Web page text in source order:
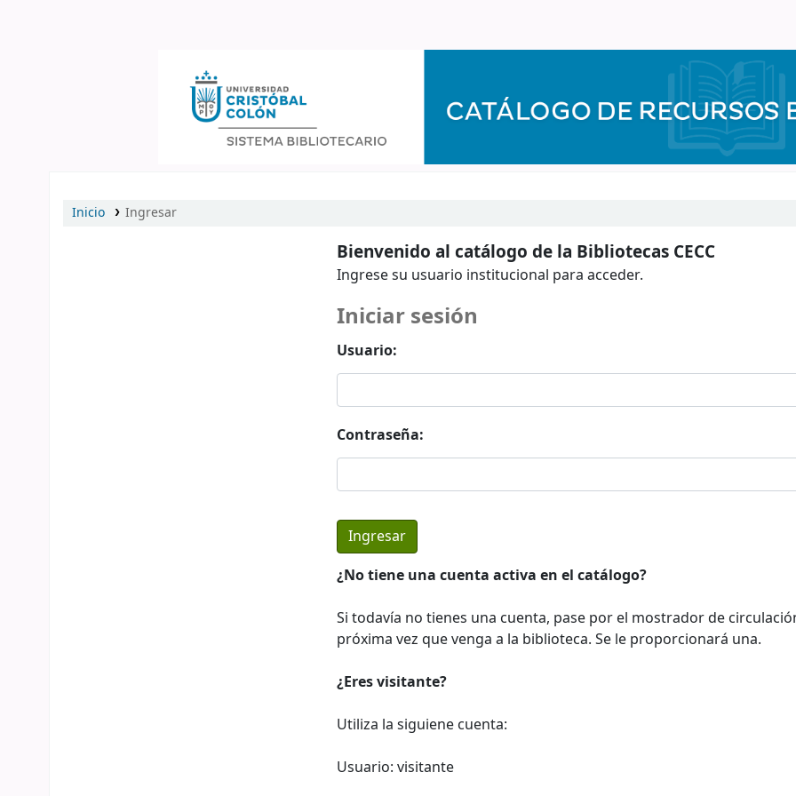
Inicio Ingresar
Bienvenido al catálogo de la Bibliotecas CECC
Ingrese su usuario institucional para acceder.
Iniciar sesión
Usuario:
Contraseña:
¿No tiene una cuenta activa en el catálogo?
Si todavía no tienes una cuenta, pase por el mostrador de
próxima vez que venga a la biblioteca. Se le proporcionará una.
¿Eres visitante?
Utiliza la siguiene cuenta:
Usuario: visitante